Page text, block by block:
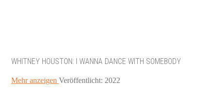
WHITNEY HOUSTON: I WANNA DANCE WITH SOMEBODY
Mehr anzeigen Veröffentlicht: 2022